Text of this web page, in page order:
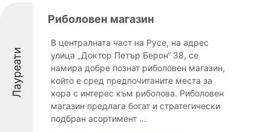
Лауреати
Риболовен магазин
В централната част на Русе, на адрес
улица „Доктор Петър Берон“ 38, се
намира добре познат риболовен магазин,
който е сред предпочитаните места за
хора с интерес към риболова. Риболовен
магазин предлага богат и стратегически
подбран асортимент ...